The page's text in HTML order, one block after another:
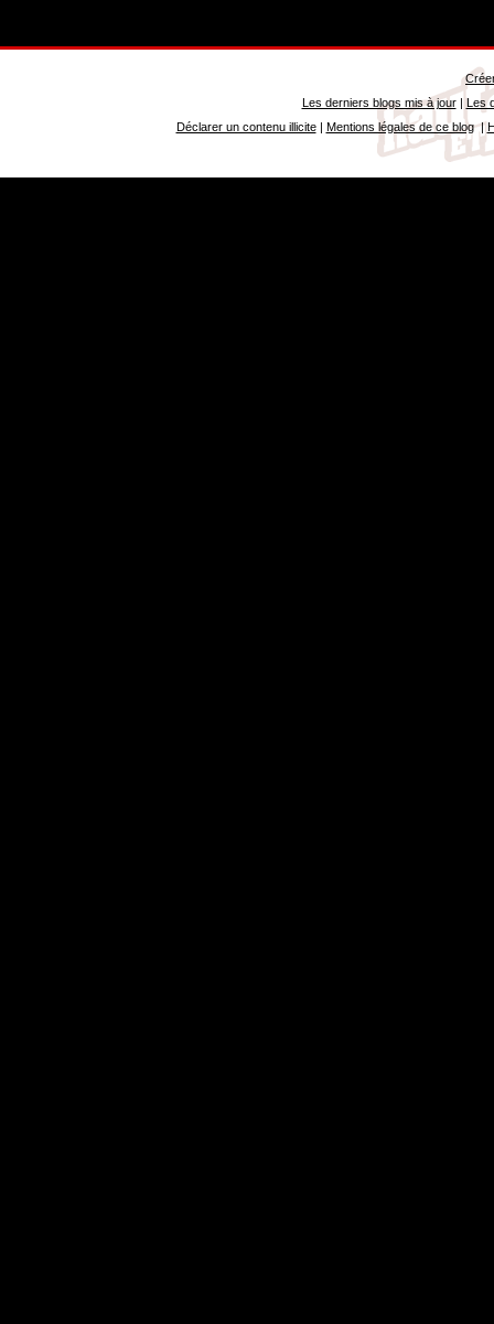
Les derniers blogs mis à jour| Les
Déclarer un contenu illicite| Mentions légales de ce blog|